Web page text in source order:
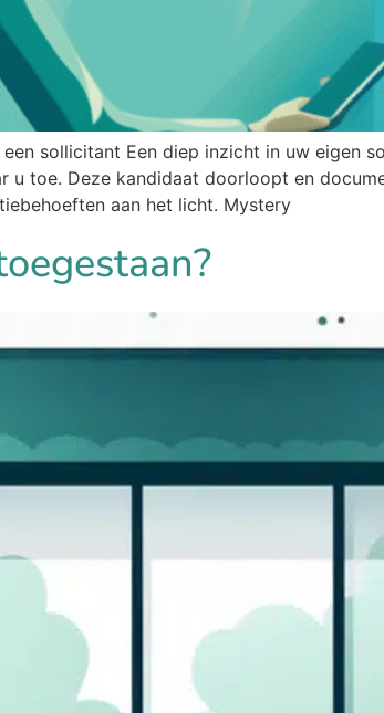
sollicitant Een diep inzicht in uw eigen
u toe. Deze kandidaat doorloopt en
aan het licht. Mystery